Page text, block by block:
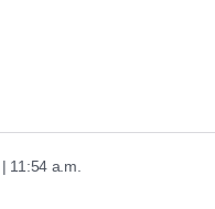
11:54 a.m.